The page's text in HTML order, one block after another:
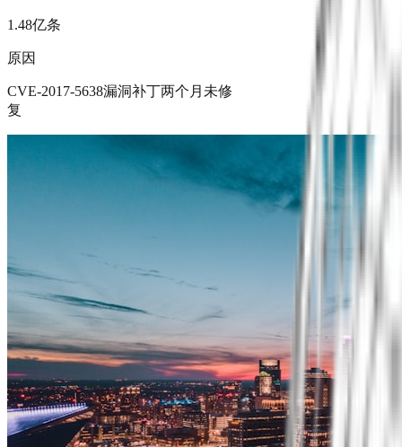
1.48亿条
原因
CVE-2017-5638漏洞补丁两个月未修
复